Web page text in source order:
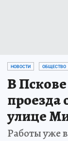
НОВОСТИ ОБЩЕСТВО
В
проезда
улице
Работы уже